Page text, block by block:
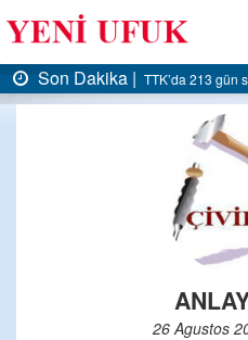
Son Dakika | TTK’da 213 gün
26 Agustos